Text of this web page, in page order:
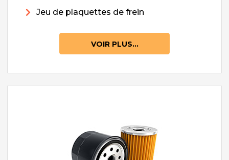
Jeu de plaquettes de frein
VOIR PLUS...